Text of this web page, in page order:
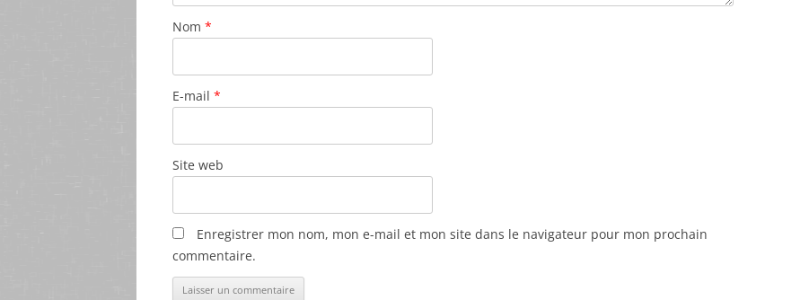
Nom *
E-mail *
Site web
Enregistrer mon nom, mon e-mail et mon site dans le navigateur pour mon prochain
commentaire.